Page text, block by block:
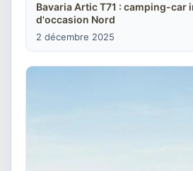
Bavaria Artic T71 : camping-car
d'occasion Nord
2 décembre 2025